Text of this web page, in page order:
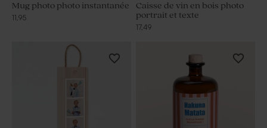
Mug photo photo instantanée
11,95
Caisse de vin en bois photo
portrait et texte
17,49